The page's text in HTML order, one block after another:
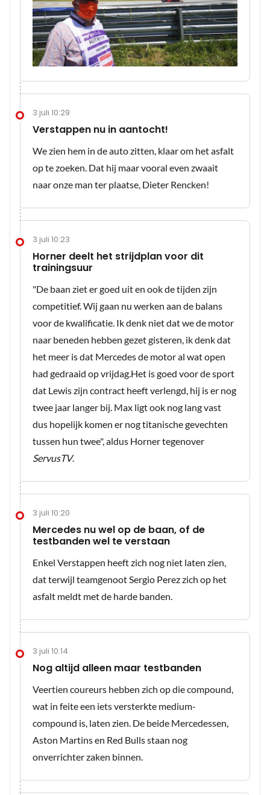
3 juli 10:29
Verstappen nu in aantocht!
We zien hem in de auto zitten, klaar om het asfalt
op te zoeken. Dat hij maar vooral even zwaait
naar onze man ter plaatse, Dieter Rencken!
3 juli 10:23
Horner deelt het strijdplan voor dit
trainingsuur
"De baan ziet er goed uit en ook de tijden zijn
competitief. Wij gaan nu werken aan de balans
voor de kwalificatie. Ik denk niet dat we de motor
naar beneden hebben gezet gisteren, ik denk dat
het meer is dat Mercedes de motor al wat open
had gedraaid op vrijdag.Het is goed voor de sport
dat Lewis zijn contract heeft verlengd, hij is er nog
twee jaar langer bij. Max ligt ook nog lang vast
dus hopelijk komen er nog titanische gevechten
tussen hun twee", aldus Horner tegenover
ServusTV.
3 juli 10:20
Mercedes nu wel op de baan, of de
testbanden wel te verstaan
Enkel Verstappen heeft zich nog niet laten zien,
dat terwijl teamgenoot Sergio Perez zich op het
asfalt meldt met de harde banden.
3 juli 10:14
Nog altijd alleen maar testbanden
Veertien coureurs hebben zich op die compound,
wat in feite een iets versterkte medium-
compound is, laten zien. De beide Mercedessen,
Aston Martins en Red Bulls staan nog
onverrichter zaken binnen.